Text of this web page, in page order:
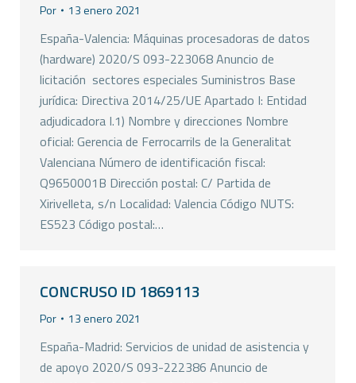
Por 13 enero 2021
España-Valencia: Máquinas procesadoras de datos
(hardware) 2020/S 093-223068 Anuncio de
licitación  sectores especiales Suministros Base
jurídica: Directiva 2014/25/UE Apartado I: Entidad
adjudicadora I.1) Nombre y direcciones Nombre
oficial: Gerencia de Ferrocarrils de la Generalitat
Valenciana Número de identificación fiscal:
Q9650001B Dirección postal: C/ Partida de
Xirivelleta, s/n Localidad: Valencia Código NUTS:
ES523 Código postal:…
CONCRUSO ID 1869113
Por 13 enero 2021
España-Madrid: Servicios de unidad de asistencia y
de apoyo 2020/S 093-222386 Anuncio de